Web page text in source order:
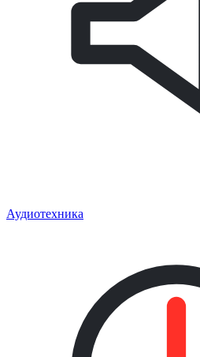
Аудиотехника